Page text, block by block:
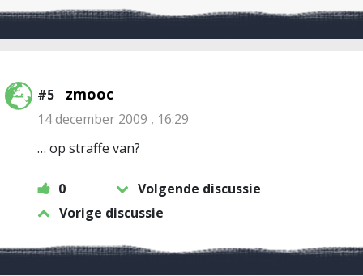
#5 zmooc
14 december 2009 , 16:29
… op straffe van?
0
Volgende discussie
Vorige discussie